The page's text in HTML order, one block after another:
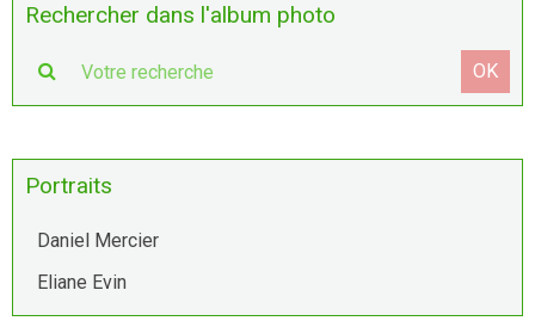
Rechercher dans l'album photo
OK
Portraits
Daniel Mercier
Eliane Evin